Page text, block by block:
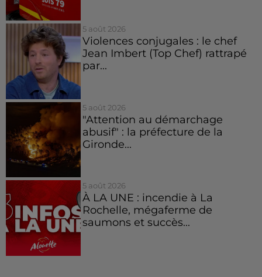
5 août 2026
Violences conjugales : le chef
Jean Imbert (Top Chef) rattrapé
par...
5 août 2026
"Attention au démarchage
abusif" : la préfecture de la
Gironde...
5 août 2026
À LA UNE : incendie à La
Rochelle, mégaferme de
saumons et succès...